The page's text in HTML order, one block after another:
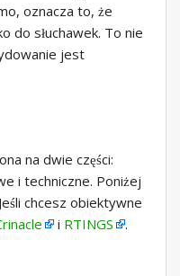
oznacza to, że
do słuchawek. To nie
jest
na dwie części:
i techniczne. Poniżej
chcesz obiektywne
i RTINGS .